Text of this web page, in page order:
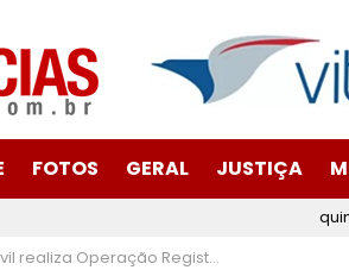
FOTOS GERAL JUSTIÇA
Operação Registro Oculto no Vale do Aço